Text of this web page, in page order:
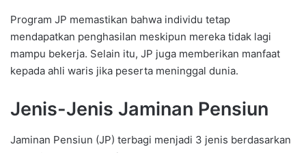
Program JP memastikan bahwa individu tetap
mendapatkan penghasilan meskipun mereka tidak lagi
mampu bekerja. Selain itu, JP juga memberikan manfaat
kepada ahli waris jika peserta meninggal dunia.
Jenis-Jenis Jaminan Pensiun
Jaminan Pensiun (JP) terbagi menjadi 3 jenis berdasarkan